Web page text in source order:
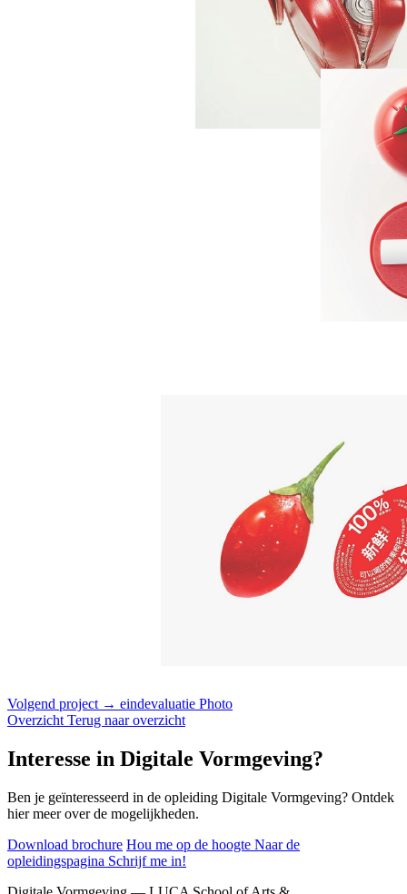
Volgend project → eindevaluatie Photo
Overzicht Terug naar overzicht
Interesse in Digitale Vormgeving?
Ben je geïnteresseerd in de opleiding Digitale Vormgeving? Ontdek
hier meer over de mogelijkheden.
Download brochure Hou me op de hoogte Naar de
opleidingspagina Schrijf me in!